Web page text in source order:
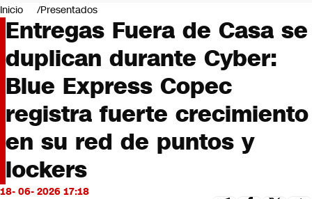
Negocios
Deportes
Programas completos
Cultura
Servicios
Bits
CNN tiempo
Futuro 360
Opinión
Inicio Presentados
Entregas Fuera de Casa se
duplican durante Cyber:
Blue Express Copec
registra fuerte crecimiento
en su red de puntos y
lockers
18- 06- 2026 17:18